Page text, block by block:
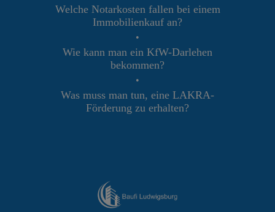
Welche Notarkosten fallen bei einem
Immobilienkauf an?
•
Wie kann man ein KfW-Darlehen
bekommen?
•
Was muss man tun, eine LAKRA-
Förderung zu erhalten?